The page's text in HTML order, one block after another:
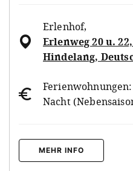
Erlenhof,
Erlenweg 20 u.
Hindelang,
Nacht
MEHR INFO